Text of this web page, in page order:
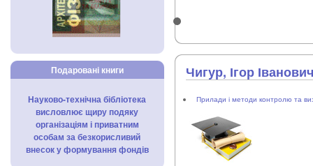
Подаровані книги
Науково-технічна бібліотека
висловлює щиру подяку
організаціям і приватним
особам за безкорисливий
внесок у формування фондів
Чигур, Ігор Іванович
Прилади і методи контролю та